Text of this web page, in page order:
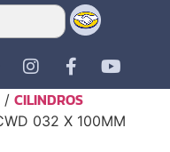
/ CILINDROS
032 X 100MM